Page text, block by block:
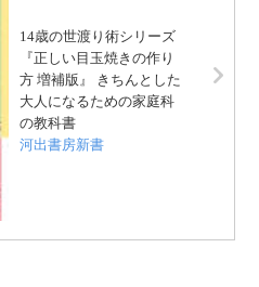
14歳の世渡り術シリーズ
『正しい目玉焼きの作り
方 増補版』 きちんとした
大人になるための家庭科
の教科書
河出書房新書